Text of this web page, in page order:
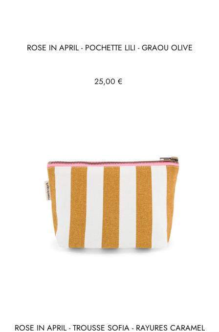
ROSE IN APRIL - POCHETTE LILI - GRAOU OLIVE
Prix
25,00 €
ROSE IN APRIL - TROUSSE SOFIA - RAYURES CARAMEL